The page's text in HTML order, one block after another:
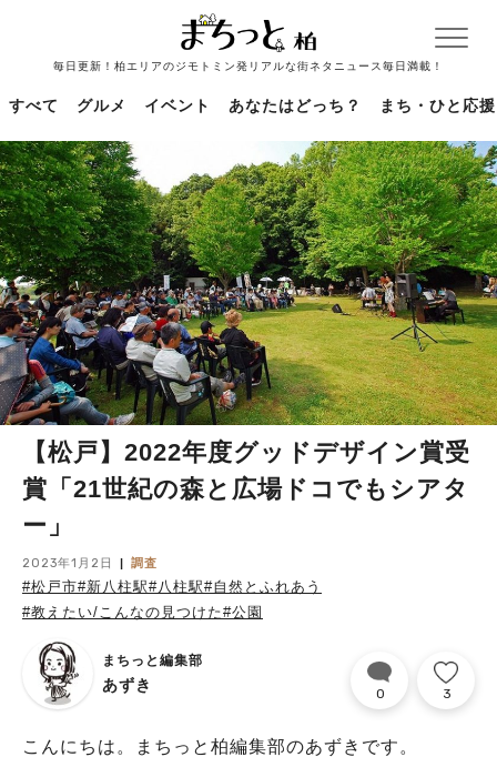
毎日更新！柏エリアのジモトミン発リアルな街ネタニュース毎日満載！
すべて グルメ イベント あなたはどっち？ まち・ひと応援
【松戸】2022年度グッドデザイン賞受
賞「21世紀の森と広場ドコでもシアタ
ー」
2023年1月2日 調査
#松戸市#新八柱駅#八柱駅#自然とふれあう
#教えたい/こんなの見つけた#公園
まちっと編集部
あずき 0 3
こんにちは。まちっと柏編集部のあずきです。